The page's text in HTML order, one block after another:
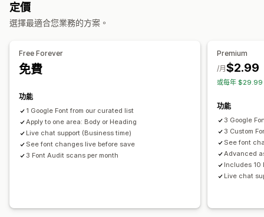
定價
選擇最適合您業務的方案。
Free Forever
免費
功能
1 Google Font from our curated list
Apply to one area: Body or Heading
Live chat support (Business time)
See font changes live before save
3 Font Audit scans per month
Premium
$2.99
/月
或每年 $29.99
功能
3 Google
3 Custom
See font
Advanced
Includes 10
Live chat